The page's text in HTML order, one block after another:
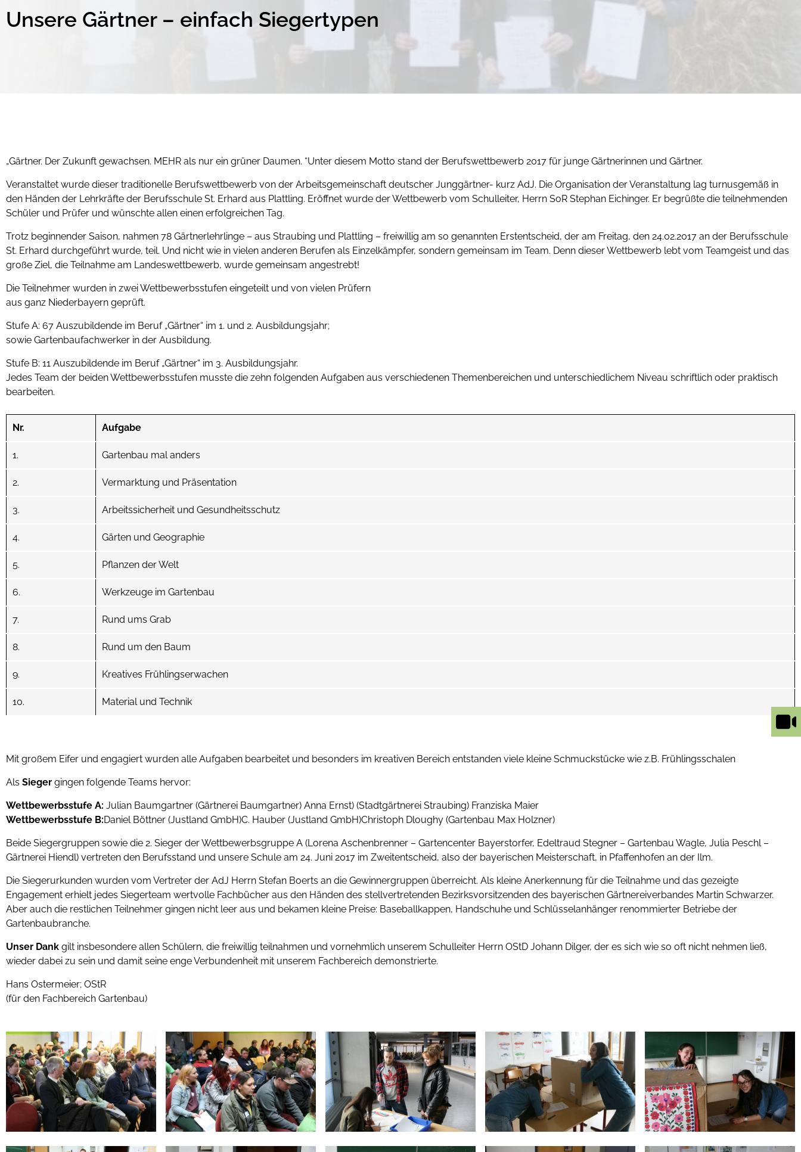
Unsere Gärtner – einfach Siegertypen
„Gärtner. Der Zukunft gewachsen. MEHR als nur ein grüner Daumen. “Unter diesem Motto stand der Berufswettbewerb 2017 für junge Gärtnerinnen und Gärtner.
Veranstaltet wurde dieser traditionelle Berufswettbewerb von der Arbeitsgemeinschaft deutscher Junggärtner- kurz AdJ. Die Organisation der Veranstaltung lag turnusgemäß in
den Händen der Lehrkräfte der Berufsschule St. Erhard aus Plattling. Eröffnet wurde der Wettbewerb vom Schulleiter, Herrn SoR Stephan Eichinger. Er begrüßte die teilnehmenden
Schüler und Prüfer und wünschte allen einen erfolgreichen Tag.
Trotz beginnender Saison, nahmen 78 Gärtnerlehrlinge – aus Straubing und Plattling – freiwillig am so genannten Erstentscheid, der am Freitag, den 24.02.2017 an der Berufsschule
St. Erhard durchgeführt wurde, teil. Und nicht wie in vielen anderen Berufen als Einzelkämpfer, sondern gemeinsam im Team. Denn dieser Wettbewerb lebt vom Teamgeist und das
große Ziel, die Teilnahme am Landeswettbewerb, wurde gemeinsam angestrebt!
Die Teilnehmer wurden in zwei Wettbewerbsstufen eingeteilt und von vielen Prüfern
aus ganz Niederbayern geprüft.
Stufe A: 67 Auszubildende im Beruf „Gärtner“ im 1. und 2. Ausbildungsjahr;
sowie Gartenbaufachwerker in der Ausbildung.
Stufe B: 11 Auszubildende im Beruf „Gärtner“ im 3. Ausbildungsjahr.
Jedes Team der beiden Wettbewerbsstufen musste die zehn folgenden Aufgaben aus verschiedenen Themenbereichen und unterschiedlichem Niveau schriftlich oder praktisch
bearbeiten.
Nr. Aufgabe
1. Gartenbau mal anders
2. Vermarktung und Präsentation
3. Arbeitssicherheit und Gesundheitsschutz
4. Gärten und Geographie
5. Pflanzen der Welt
6. Werkzeuge im Gartenbau
7. Rund ums Grab
8. Rund um den Baum
9. Kreatives Frühlingserwachen
10. Material und Technik
Mit großem Eifer und engagiert wurden alle Aufgaben bearbeitet und besonders im kreativen Bereich entstanden viele kleine Schmuckstücke wie z.B. Frühlingsschalen
Als Sieger gingen folgende Teams hervor:
Wettbewerbsstufe A: Julian Baumgartner (Gärtnerei Baumgartner) Anna Ernst) (Stadtgärtnerei Straubing) Franziska Maier
Wettbewerbsstufe B:Daniel Böttner (Justland GmbH)C. Hauber (Justland GmbH)Christoph Dloughy (Gartenbau Max Holzner)
Beide Siegergruppen sowie die 2. Sieger der Wettbewerbsgruppe A (Lorena Aschenbrenner – Gartencenter Bayerstorfer, Edeltraud Stegner – Gartenbau Wagle, Julia Peschl –
Gärtnerei Hiendl) vertreten den Berufsstand und unsere Schule am 24. Juni 2017 im Zweitentscheid, also der bayerischen Meisterschaft, in Pfaffenhofen an der Ilm.
Die Siegerurkunden wurden vom Vertreter der AdJ Herrn Stefan Boerts an die Gewinnergruppen überreicht. Als kleine Anerkennung für die Teilnahme und das gezeigte
Engagement erhielt jedes Siegerteam wertvolle Fachbücher aus den Händen des stellvertretenden Bezirksvorsitzenden des bayerischen Gärtnereiverbandes Martin Schwarzer.
Aber auch die restlichen Teilnehmer gingen nicht leer aus und bekamen kleine Preise: Baseballkappen, Handschuhe und Schlüsselanhänger renommierter Betriebe der
Gartenbaubranche.
Unser Dank gilt insbesondere allen Schülern, die freiwillig teilnahmen und vornehmlich unserem Schulleiter Herrn OStD Johann Dilger, der es sich wie so oft nicht nehmen ließ,
wieder dabei zu sein und damit seine enge Verbundenheit mit unserem Fachbereich demonstrierte.
Hans Ostermeier; OStR
(für den Fachbereich Gartenbau)